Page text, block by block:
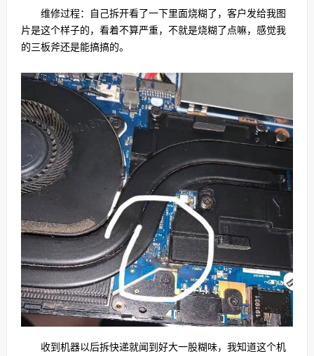
维修过程：自己拆开看了一下里面烧糊了，客户发给我图
片是这个样子的，看着不算严重，不就是烧糊了点嘛，感觉我
的三板斧还是能搞搞的。
收到机器以后拆快递就闻到好大一股糊味，我知道这个机